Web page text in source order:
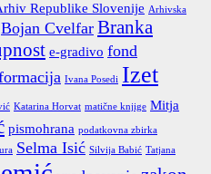
Republike Slovenije Arhivska
Bojan Cvelfar Branka
e-gradivo fond
Ivana Posedi Izet
Katarina Horvat matične knjige Mitja
pismohrana podatkovna zbirka
Selma Isić Silvija Babić Tatjana